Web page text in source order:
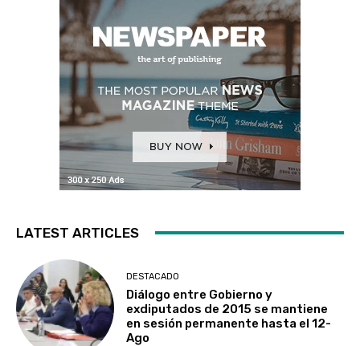
LATEST ARTICLES
DESTACADO
Diálogo entre Gobierno y
exdiputados de 2015 se mantiene
en sesión permanente hasta el 12-
Ago